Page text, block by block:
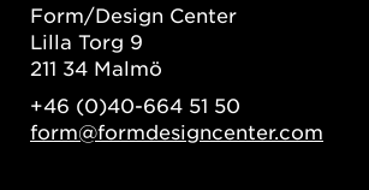
Form/Design Center
Lilla Torg 9
211 34 Malmö
+46 (0)40-664 51 50
form@formdesigncenter.com